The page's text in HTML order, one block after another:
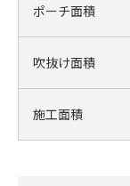
ポーチ面積
吹抜け面積
施工面積